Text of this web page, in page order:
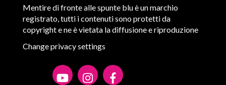
Mentire di fronte alle spunte blu è un marchio
registrato, tutti i contenuti sono protetti da
copyright e ne è vietata la diffusione e riproduzione
Change privacy settings